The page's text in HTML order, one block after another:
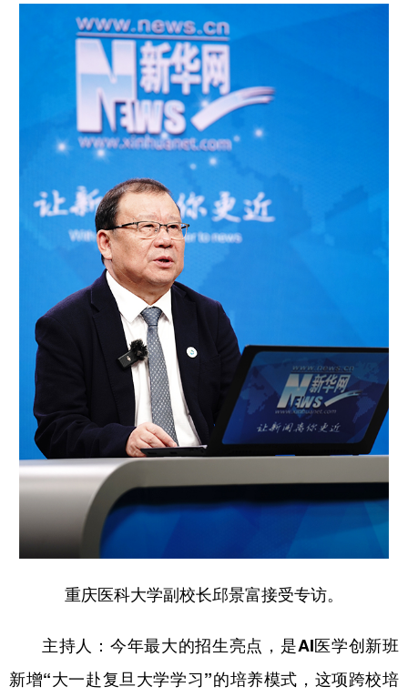
重庆医科大学副校长邱景富接受专访。
主持人：今年最大的招生亮点，是AI医学创新班
新增“大一赴复旦大学学习”的培养模式，这项跨校培